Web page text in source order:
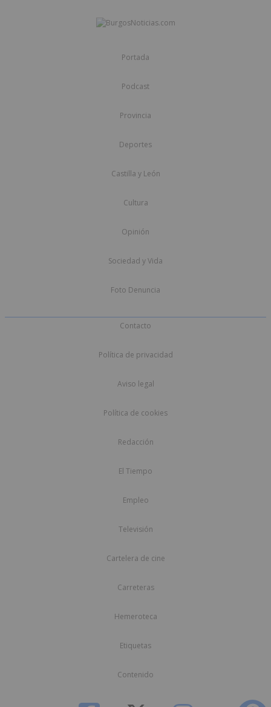
Portada
Podcast
Provincia
Deportes
Castilla y León
Cultura
Opinión
Sociedad y Vida
Foto Denuncia
Contacto
Política de privacidad
Aviso legal
Política de cookies
Redacción
El Tiempo
Empleo
Televisión
Cartelera de cine
Carreteras
Hemeroteca
Etiquetas
Contenido